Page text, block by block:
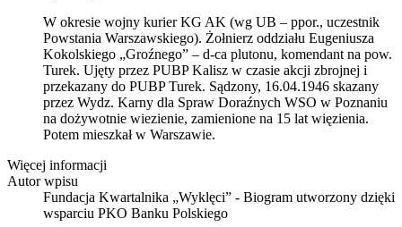
W okresie wojny kurier KG AK (wg UB – ppor., uczestnik
Powstania Warszawskiego). Żołnierz oddziału Eugeniusza
Kokolskiego „Groźnego” – d-ca plutonu, komendant na pow.
Turek. Ujęty przez PUBP Kalisz w czasie akcji zbrojnej i
przekazany do PUBP Turek. Sądzony, 16.04.1946 skazany
przez Wydz. Karny dla Spraw Doraźnych WSO w Poznaniu
na dożywotnie wiezienie, zamienione na 15 lat więzienia.
Potem mieszkał w Warszawie.
Więcej informacji
Autor wpisu
Fundacja Kwartalnika „Wyklęci” - Biogram utworzony dzięki
wsparciu PKO Banku Polskiego